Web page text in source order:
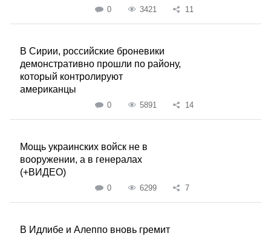
0 3421 11
В Сирии, российские броневики
демонстративно прошли по району,
который контролируют
американцы
0 5891 14
Мощь украинских войск не в
вооружении, а в генералах
(+ВИДЕО)
0 6299 7
В Идлибе и Алеппо вновь гремит